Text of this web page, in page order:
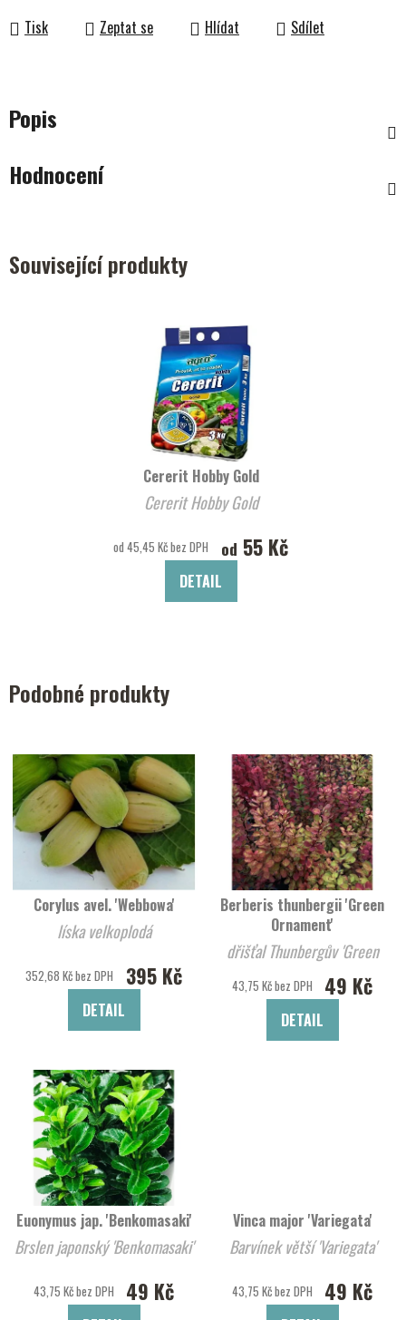
Tisk Zeptat se Hlídat Sdílet
Popis
Hodnocení
Související produkty
Cererit Hobby Gold
Cererit Hobby Gold
od 45,45 Kč bez DPH od 55 Kč
DETAIL
Podobné produkty
Corylus avel. 'Webbowa'
líska velkoplodá
352,68 Kč bez DPH 395 Kč
DETAIL
Berberis thunbergii 'Green
Ornament'
dřišťal Thunbergův 'Green
Ornament'
43,75 Kč bez DPH 49 Kč
DETAIL
Euonymus jap. 'Benkomasaki'
Brslen japonský 'Benkomasaki'
43,75 Kč bez DPH 49 Kč
Vinca major 'Variegata'
Barvínek větší 'Variegata'
43,75 Kč bez DPH 49 Kč